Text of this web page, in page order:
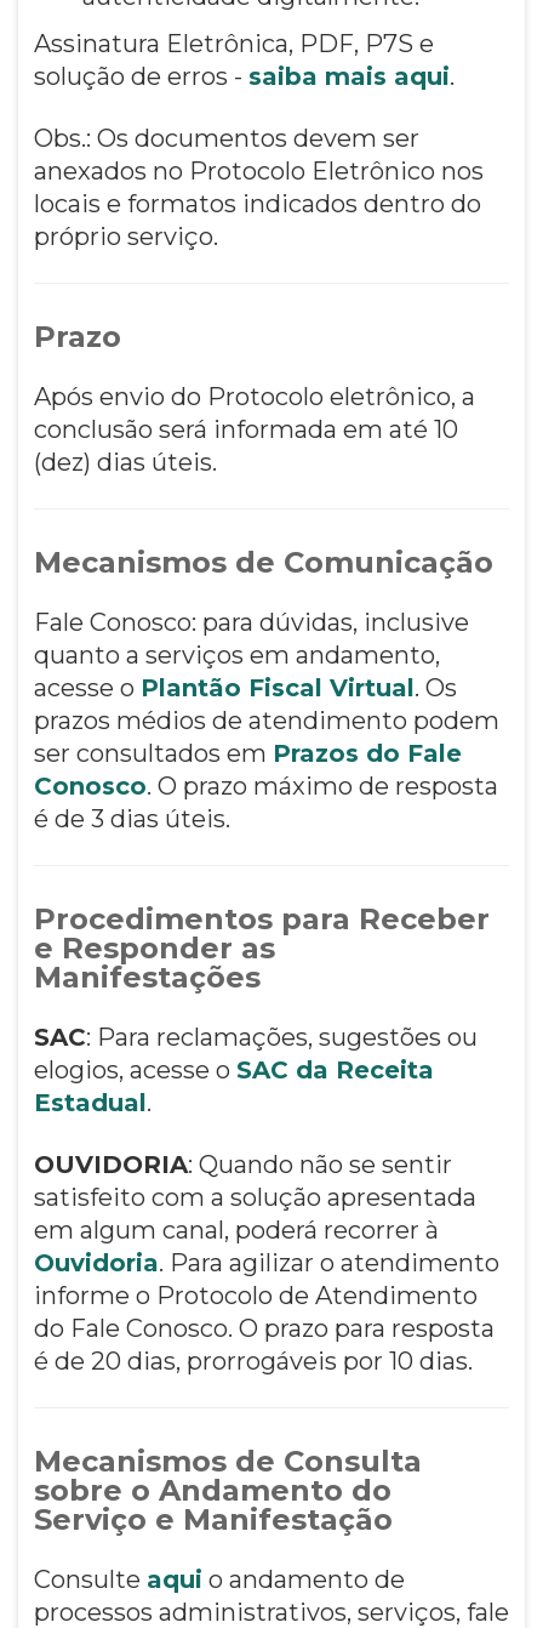
Assinatura Eletrônica, PDF, P7S e
solução de erros - saiba mais aqui.
Obs.: Os documentos devem ser
anexados no Protocolo Eletrônico nos
locais e formatos indicados dentro do
próprio serviço.
Prazo
Após envio do Protocolo eletrônico, a
conclusão será informada em até 10
(dez) dias úteis.
Mecanismos de Comunicação
Fale Conosco: para dúvidas, inclusive
quanto a serviços em andamento,
acesse o Plantão Fiscal Virtual. Os
prazos médios de atendimento podem
ser consultados em Prazos do Fale
Conosco. O prazo máximo de resposta
é de 3 dias úteis.
Procedimentos para Receber
e Responder as
Manifestações
SAC: Para reclamações, sugestões ou
elogios, acesse o SAC da Receita
Estadual.
OUVIDORIA: Quando não se sentir
satisfeito com a solução apresentada
em algum canal, poderá recorrer à
Ouvidoria. Para agilizar o atendimento
informe o Protocolo de Atendimento
do Fale Conosco. O prazo para resposta
é de 20 dias, prorrogáveis por 10 dias.
Mecanismos de Consulta
sobre o Andamento do
Serviço e Manifestação
Consulte aqui o andamento de
processos administrativos, serviços, fale